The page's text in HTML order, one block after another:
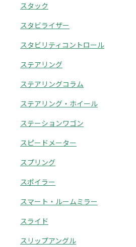
スタック
スタビライザー
スタビリティコントロール
ステアリング
ステアリングコラム
ステアリング・ホイール
ステーションワゴン
スピードメーター
スプリング
スポイラー
スマート・ルームミラー
スライド
スリップアングル